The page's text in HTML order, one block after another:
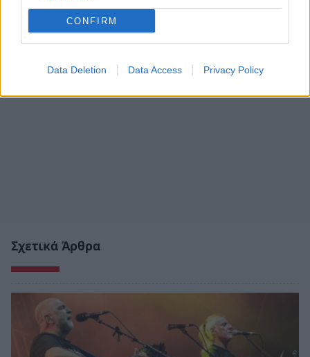
CONFIRM
Data Deletion Data Access Privacy Policy
Σχετικά Άρθρα